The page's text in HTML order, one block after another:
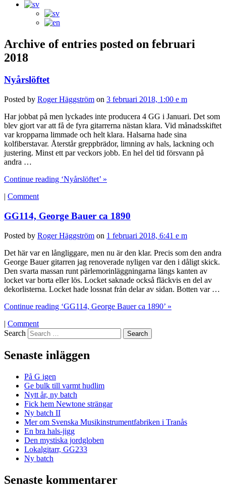
Archive of entries posted on februari
2018
Nyårslöftet
Posted by Roger Häggström on 3 februari 2018, 1:00 e m
Har jobbat på men lyckades inte producera 4 GG i Januari. Det som
blev gjort var att få de fyra gitarrerna nästan klara. Vid månadsskiftet
var kropparna limmade och helt klara. Halsarna hade sina
kolfiberstavar. Återstår greppbrädor, limning av hals, lackning och
justering. Minst ett par veckors jobb. En hel del tid försvann på
andra …
Continue reading ‘Nyårslöftet’ »
| Comment
GG114, George Bauer ca 1890
Posted by Roger Häggström on 1 februari 2018, 6:41 e m
Det här var en långliggare, men nu är den klar. Precis som den andra
George Bauer gitarren jag renoverade nyligen var den i dåligt skick.
Den svarta massan runt pärlemorinläggningarna längs kanten av
locket var borta eller lös. Locket saknade också fläckvis en del av
dekorlisterna. Locket hade lossnat från delar av sidan. Botten var …
Continue reading ‘GG114, George Bauer ca 1890’ »
| Comment
Search
Senaste inläggen
På G igen
Ge bulk till varmt hudlim
Nytt år, ny batch
Fick hem Newtone strängar
Ny batch II
Mer om Svenska Musikinstrumentfabriken i Tranås
En bra hals-jigg
Den mystiska jordgloben
Lokalgitarr, GG233
Ny batch
Senaste kommentarer